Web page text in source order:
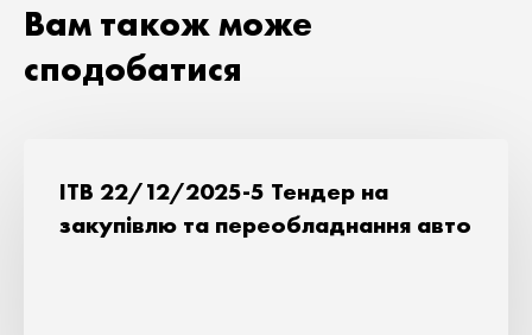
Вам також може
сподобатися
ITB 22/12/2025-5 Тендер на
закупівлю та переобладнання авто